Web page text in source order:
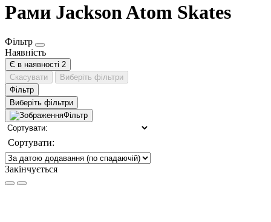
Рами Jackson Atom Skates
Фільтр
Наявність
Є в наявності 2
Скасувати
Виберіть фільтри
Фільтр
Виберіть фільтри
Фільтр
Сортувати:
Закінчується